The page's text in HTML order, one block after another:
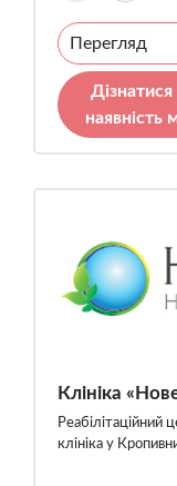
Перегляд
наявність
Клініка
Реабілітаційний
клініка у